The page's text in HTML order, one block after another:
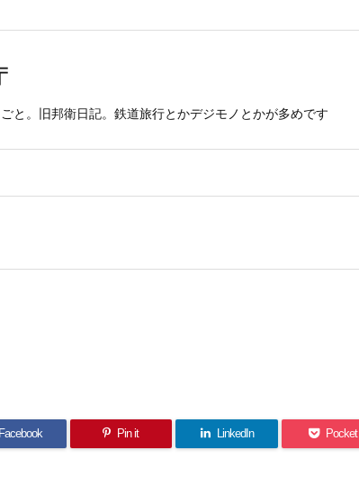
と。旧邦衛日記。鉄道旅行とかデジモノとかが多めです
Facebook Pin it LinkedIn Pocket